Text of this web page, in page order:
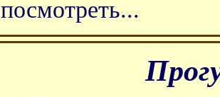
посмотреть...